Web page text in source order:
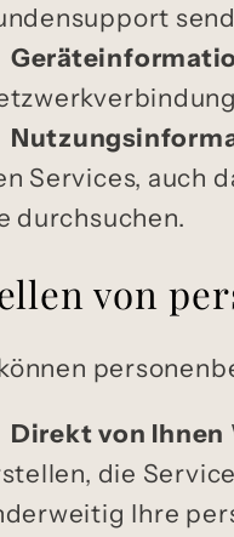
Services, auch
durchsuchen.
von
Direkt von Ihnen
die
Ihre